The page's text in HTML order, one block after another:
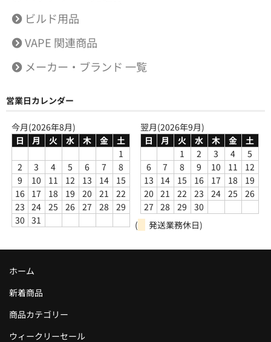
ビルド用品
VAPE 関連商品
メーカー・ブランド 一覧
営業日カレンダー
今月(2026年8月)
日
月 火 水 木 金
土
1
2
3 4 5 6 7
8
9
10 11 12 13 14
15
16
17 18 19 20 21
22
23
24 25 26 27 28
29
30
31
翌月(2026年9月)
日
月 火 水 木 金
土
1
2 3 4
5
6
7 8 9 10 11
12
13
14 15 16 17 18
19
20
21 22 23 24 25
26
27
28 29
30
(
発送業務休日)
ホーム
新着商品
商品カテゴリー
ウィークリーセール